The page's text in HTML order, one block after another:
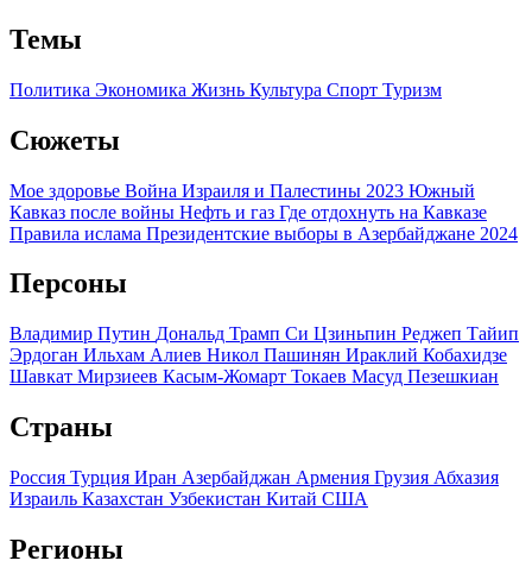
Темы
Политика Экономика Жизнь Культура Спорт Туризм
Сюжеты
Мое здоровье Война Израиля и Палестины 2023 Южный
Кавказ после войны Нефть и газ Где отдохнуть на Кавказе
Правила ислама Президентские выборы в Азербайджане 2024
Персоны
Владимир Путин Дональд Трамп Си Цзиньпин Реджеп Тайип
Эрдоган Ильхам Алиев Никол Пашинян Ираклий Кобахидзе
Шавкат Мирзиеев Касым-Жомарт Токаев Масуд Пезешкиан
Страны
Россия Турция Иран Азербайджан Армения Грузия Абхазия
Израиль Казахстан Узбекистан Китай США
Регионы